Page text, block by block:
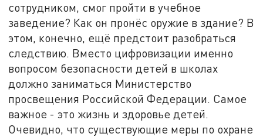
сотрудником, смог пройти в учебное
заведение? Как он пронёс оружие в здание? В
этом, конечно, ещё предстоит разобраться
следствию. Вместо цифровизации именно
вопросом безопасности детей в школах
должно заниматься Министерство
просвещения Российской Федерации. Самое
важное - это жизнь и здоровье детей.
Очевидно, что существующие меры по охране